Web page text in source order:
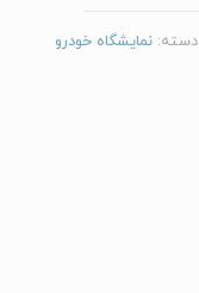
دسته:نمایشگاه خودرو